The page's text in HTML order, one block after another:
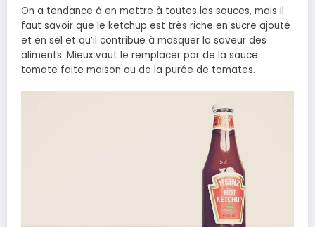
On a tendance à en mettre à toutes les sauces, mais il
faut savoir que le ketchup est très riche en sucre ajouté
et en sel et qu’il contribue à masquer la saveur des
aliments. Mieux vaut le remplacer par de la sauce
tomate faite maison ou de la purée de tomates.